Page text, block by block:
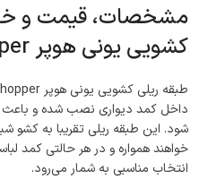
مشخصات، قیمت و
کشویی یونی هوپر Unihopper کد 4120
داخل کمد دیواری نصب شده و
خواهند همواره و در هر حالتی کمد
انتخاب مناسبی به شمار می­‌رود.